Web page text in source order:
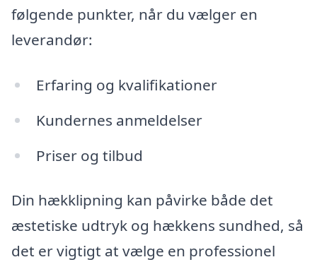
følgende punkter, når du vælger en
leverandør:
Erfaring og kvalifikationer
Kundernes anmeldelser
Priser og tilbud
Din hækklipning kan påvirke både det
æstetiske udtryk og hækkens sundhed, så
det er vigtigt at vælge en professionel